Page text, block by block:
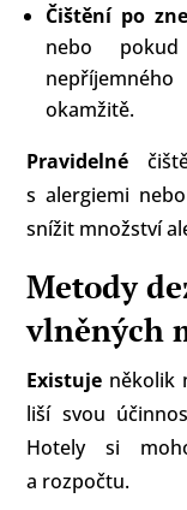
Čištění po
nebo
okamžitě.
Pravidelné
s alergiemi
snížit množství
Metody
vlněných
Existuje několik
liší svou
Hotely si
a rozpočtu.